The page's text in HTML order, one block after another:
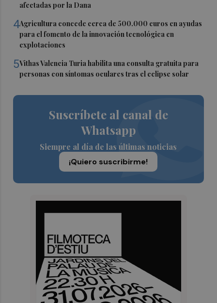
afectadas por la Dana
4Agricultura concede cerca de 500.000 euros en ayudas
para el fomento de la innovación tecnológica en
explotaciones
5Vithas Valencia Turia habilita una consulta gratuita para
personas con síntomas oculares tras el eclipse solar
Suscríbete al canal de
Whatsapp
Siempre al día de las últimas noticias
¡Quiero suscribirme!